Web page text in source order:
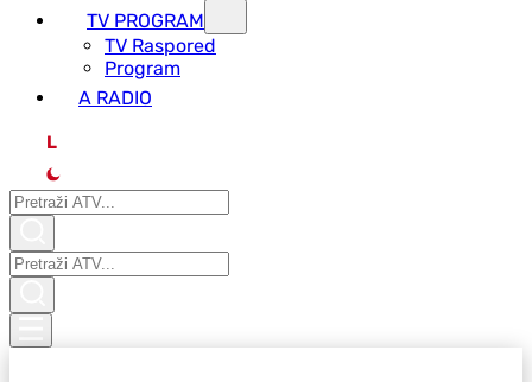
TV PROGRAM
ТV Raspored
Program
A RADIO
L